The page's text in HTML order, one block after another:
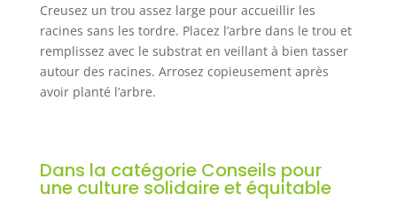
Creusez un trou assez large pour accueillir les
racines sans les tordre. Placez l’arbre dans le trou et
remplissez avec le substrat en veillant à bien tasser
autour des racines. Arrosez copieusement après
avoir planté l’arbre.
Dans la catégorie Conseils pour
une culture solidaire et équitable